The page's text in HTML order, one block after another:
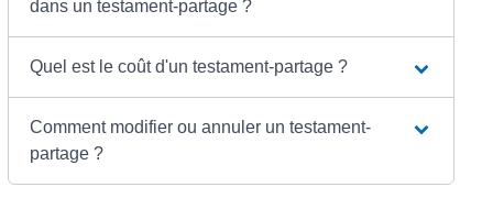
dans un testament-partage ?
Quel est le coût d'un testament-partage ?
Comment modifier ou annuler un testament-
partage ?